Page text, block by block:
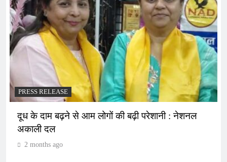
PRESS RELEASE
दूध के दाम बढ़ने से आम लोगों की बढ़ी परेशानी : नेशनल
अकाली दल
2 months ago